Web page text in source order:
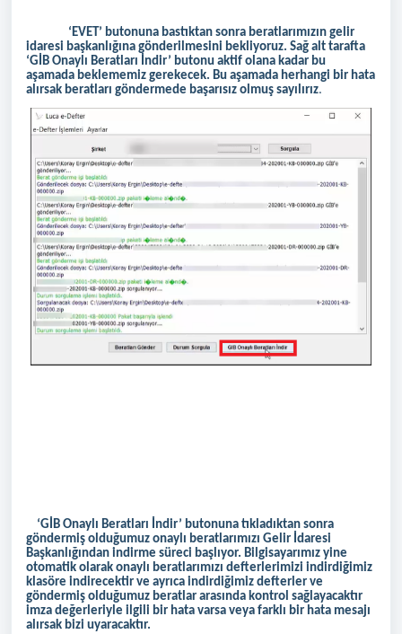
‘EVET’ butonuna bastıktan sonra beratlarımızın gelir
idaresi başkanlığına gönderilmesini bekliyoruz. Sağ alt tarafta
‘GİB Onaylı Beratları İndir’ butonu aktif olana kadar bu
aşamada beklememiz gerekecek. Bu aşamada herhangi bir hata
alırsak beratları göndermede başarısız olmuş sayılırız.
‘GİB Onaylı Beratları İndir’ butonuna tıkladıktan sonra
göndermiş olduğumuz onaylı beratlarımızı Gelir İdaresi
Başkanlığından indirme süreci başlıyor. Bilgisayarımız yine
otomatik olarak onaylı beratlarımızı defterlerimizi indirdiğimiz
klasöre indirecektir ve ayrıca indirdiğimiz defterler ve
göndermiş olduğumuz beratlar arasında kontrol sağlayacaktır
imza değerleriyle ilgili bir hata varsa veya farklı bir hata mesajı
alırsak bizi uyaracaktır.